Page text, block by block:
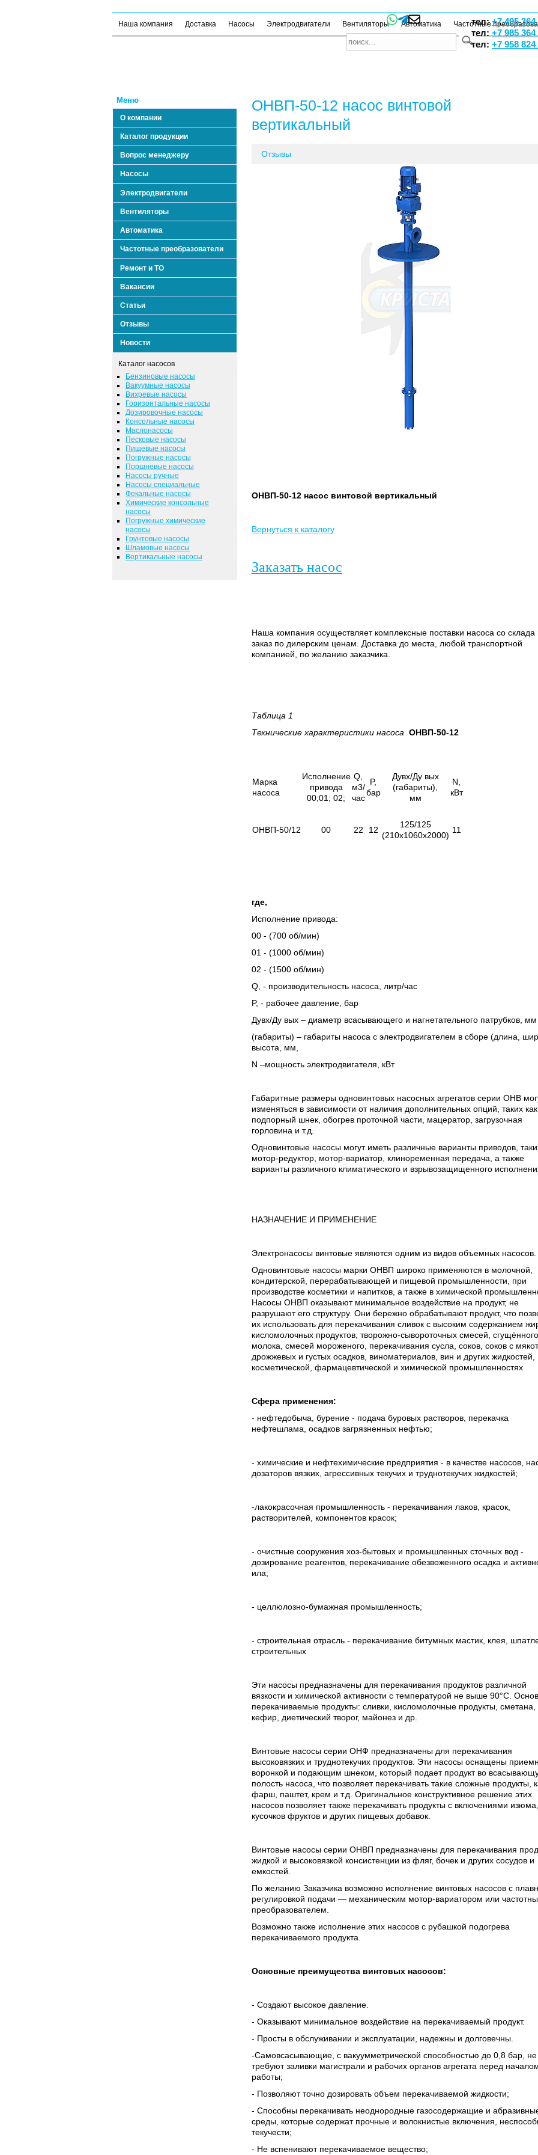
тел:+7 495 364
тел:+7 985 364
тел: +7 958 824
Наша компания Доставка Насосы Электродвигатели Вентиляторы Автоматика Частотные
Меню
О компании
Каталог продукции
Вопрос менеджеру
Насосы
Электродвигатели
Вентиляторы
Автоматика
Частотные преобразователи
Ремонт и ТО
Вакансии
Статьи
Отзывы
Новости
Каталог насосов
Бензиновые насосы
Вакуумные насосы
Вихревые насосы
Горизонтальные насосы
Дозировочные насосы
Консольные насосы
Маслонасосы
Песковые насосы
Пищевые насосы
Погружные насосы
Поршневые насосы
Насосы ручные
Насосы специальные
Фекальные насосы
Химические консольные
насосы
Погружные химические
насосы
Грунтовые насосы
Шламовые насосы
Вертикальные насосы
ОНВП-50-12 насос винтовой
вертикальный
Отзывы
ОНВП-50-12 насос винтовой вертикальный
Вернуться к каталогу
Заказать насос
Наша компания осуществляет комплексные поставки насоса со склада
заказ по дилерским ценам. Доставка до места, любой транспортной
компанией, по желанию заказчика.
Таблица 1
Технические характеристики насосаОНВП-50-12
Марка
насоса
Исполнение
привода
00;01; 02;
Q,
м3/
час
P,
бар
Дувх/Ду вых
(габариты),
мм
N,
кВт
ОНВП-50/12 00 22 12
125/125
(210х1060х2000)
11
где,
Исполнение привода:
00 - (700 об/мин)
01 - (1000 об/мин)
02 - (1500 об/мин)
Q, - производительность насоса, литр/час
P, - рабочее давление, бар
Дувх/Ду вых – диаметр всасывающего и нагнетательного патрубков, мм
(габариты) – габариты насоса с электродвигателем в сборе (длина,
высота, мм,
N –мощность электродвигателя, кВт
Габаритные размеры одновинтовых насосных агрегатов серии ОНВ
изменяться в зависимости от наличия дополнительных опций, таких
подпорный шнек, обогрев проточной части, мацератор, загрузочная
горловина и т.д.
Одновинтовые насосы могут иметь различные варианты приводов,
мотор-редуктор, мотор-вариатор, клиноременная передача, а также
варианты различного климатического и взрывозащищенного
НАЗНАЧЕНИЕ И ПРИМЕНЕНИЕ
Электронасосы винтовые являются одним из видов объемных насосов.
Одновинтовые насосы марки ОНВП широко применяются в молочной,
кондитерской, перерабатывающей и пищевой промышленности, при
производстве косметики и напитков, а также в химической
Насосы ОНВП оказывают минимальное воздействие на продукт, не
разрушают его структуру. Они бережно обрабатывают продукт, что
их использовать для перекачивания сливок с высоким содержанием
кисломолочных продуктов, творожно-сывороточных смесей, сгущённого
молока, смесей мороженого, перекачивания сусла, соков, соков с
дрожжевых и густых осадков, виноматериалов, вин и других жидкостей,
косметической, фармацевтической и химической промышленностях
Сфера применения:
- нефтедобыча, бурение - подача буровых растворов, перекачка
нефтешлама, осадков загрязненных нефтью;
- химические и нефтехимические предприятия - в качестве насосов,
дозаторов вязких, агрессивных текучих и труднотекучих жидкостей;
-лакокрасочная промышленность - перекачивания лаков, красок,
растворителей, компонентов красок;
- очистные сооружения хоз-бытовых и промышленных сточных вод -
дозирование реагентов, перекачивание обезвоженного осадка и
ила;
- целлюлозно-бумажная промышленность;
- строительная отрасль - перекачивание битумных мастик, клея,
строительных
Эти насосы предназначены для перекачивания продуктов различной
вязкости и химической активности с температурой не выше 90°С.
перекачиваемые продукты: сливки, кисломолочные продукты, сметана,
кефир, диетический творог, майонез и др.
Винтовые насосы серии ОНФ предназначены для перекачивания
высоковязких и труднотекучих продуктов. Эти насосы оснащены
воронкой и подающим шнеком, который подает продукт во
полость насоса, что позволяет перекачивать такие сложные продукты,
фарш, паштет, крем и т.д. Оригинальное конструктивное решение этих
насосов позволяет также перекачивать продукты с включениями изюма,
кусочков фруктов и других пищевых добавок.
Винтовые насосы серии ОНВП предназначены для перекачивания
жидкой и высоковязкой консистенции из фляг, бочек и других сосудов и
емкостей.
По желанию Заказчика возможно исполнение винтовых насосов с
регулировкой подачи — механическим мотор-вариатором или
преобразователем.
Возможно также исполнение этих насосов с рубашкой подогрева
перекачиваемого продукта.
Основные преимущества винтовых насосов:
- Создают высокое давление.
- Оказывают минимальное воздействие на перекачиваемый продукт.
- Просты в обслуживании и эксплуатации, надежны и долговечны.
-Самовсасывающие, с вакуумметрической способностью до 0,8 бар, не
требуют заливки магистрали и рабочих органов агрегата перед
работы;
- Позволяют точно дозировать объем перекачиваемой жидкости;
- Способны перекачивать неоднородные газосодержащие и
среды, которые содержат прочные и волокнистые включения,
текучести;
- Не вспенивают перекачиваемое вещество;